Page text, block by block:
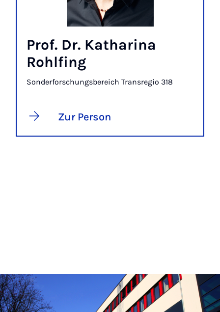
Prof. Dr. Katharina
Rohlfing
Sonderforschungsbereich Transregio 318
Zur Person